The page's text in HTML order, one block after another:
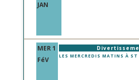
JAN
MER 1
FéV
LES MERCREDIS MATINS À ST